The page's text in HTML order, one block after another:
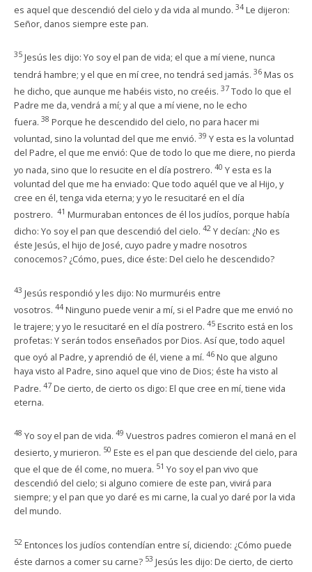
es aquel que descendió del cielo y da vida al mundo. 34 Le dijeron:
Señor, danos siempre este pan.
35 Jesús les dijo: Yo soy el pan de vida; el que a mí viene, nunca
tendrá hambre; y el que en mí cree, no tendrá sed jamás. 36 Mas os
he dicho, que aunque me habéis visto, no creéis. 37 Todo lo que el
Padre me da, vendrá a mí; y al que a mí viene, no le echo
fuera. 38 Porque he descendido del cielo, no para hacer mi
voluntad, sino la voluntad del que me envió. 39 Y esta es la voluntad
del Padre, el que me envió: Que de todo lo que me diere, no pierda
yo nada, sino que lo resucite en el día postrero. 40 Y esta es la
voluntad del que me ha enviado: Que todo aquél que ve al Hijo, y
cree en él, tenga vida eterna; y yo le resucitaré en el día
postrero. 41 Murmuraban entonces de él los judíos, porque había
dicho: Yo soy el pan que descendió del cielo. 42 Y decían: ¿No es
éste Jesús, el hijo de José, cuyo padre y madre nosotros
conocemos? ¿Cómo, pues, dice éste: Del cielo he descendido?
43 Jesús respondió y les dijo: No murmuréis entre
vosotros. 44 Ninguno puede venir a mí, si el Padre que me envió no
le trajere; y yo le resucitaré en el día postrero. 45 Escrito está en los
profetas: Y serán todos enseñados por Dios. Así que, todo aquel
que oyó al Padre, y aprendió de él, viene a mí. 46 No que alguno
haya visto al Padre, sino aquel que vino de Dios; éste ha visto al
Padre. 47 De cierto, de cierto os digo: El que cree en mí, tiene vida
eterna.
48 Yo soy el pan de vida. 49 Vuestros padres comieron el maná en el
desierto, y murieron. 50 Este es el pan que desciende del cielo, para
que el que de él come, no muera. 51 Yo soy el pan vivo que
descendió del cielo; si alguno comiere de este pan, vivirá para
siempre; y el pan que yo daré es mi carne, la cual yo daré por la vida
del mundo.
52 Entonces los judíos contendían entre sí, diciendo: ¿Cómo puede
éste darnos a comer su carne? 53 Jesús les dijo: De cierto, de cierto